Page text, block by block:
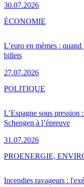
30.07.2026
L’euro en mèmes :
billets
27.07.2026
ÉCONOMIE
L’Espagne sous
Schengen à l’épreuve
31.07.2026
POLITIQUE
Incendies ravageurs :
PROENERGIE,